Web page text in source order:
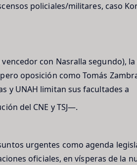
policiales/militares, caso
con Nasralla segundo),
oposición como Tomás
y UNAH limitan sus facultades a
del CNE y TSJ—.
urgentes como agenda
oficiales, en vísperas de la